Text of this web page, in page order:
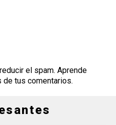
el spam. Aprende
tus comentarios.